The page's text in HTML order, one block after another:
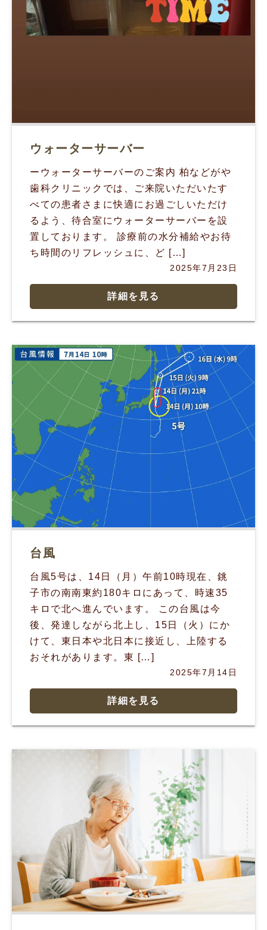
ウォーターサーバー
ーウォーターサーバーのご案内 柏などがや
歯科クリニックでは、ご来院いただいたす
べての患者さまに快適にお過ごしいただけ
るよう、待合室にウォーターサーバーを設
置しております。 診療前の水分補給やお待
ち時間のリフレッシュに、ど […]
2025年7月23日
詳細を見る
台風
台風5号は、14日（月）午前10時現在、銚
子市の南南東約180キロにあって、時速35
キロで北へ進んでいます。 この台風は今
後、発達しながら北上し、15日（火）にか
けて、東日本や北日本に接近し、上陸する
おそれがあります。東 […]
2025年7月14日
詳細を見る